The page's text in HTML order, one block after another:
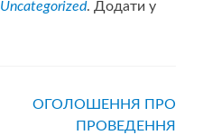
Uncategorized. Додати у
ОГОЛОШЕННЯ ПРО
ПРОВЕДЕННЯ